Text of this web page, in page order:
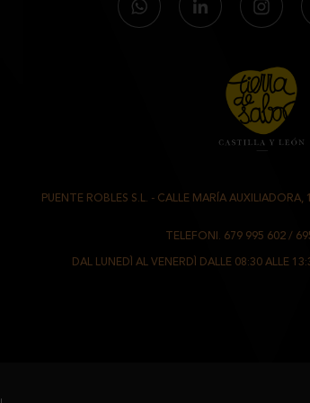
PUENTE ROBLES S.L. - CALLE MARÍA AUXILIADORA,
TELEFONI. 679 995 602 /
DAL LUNEDÌ AL VENERDÌ DALLE 08:30 ALLE